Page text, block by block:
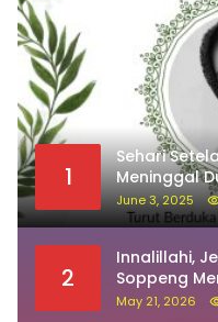
1
Sehari
Meninggal
June 3, 2025
2
Innalillahi,
Soppeng
May 21, 2026